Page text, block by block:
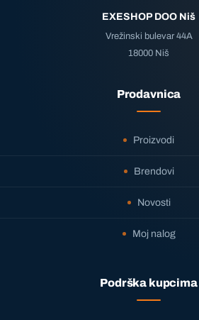
EXESHOP DOO Niš
Vrežinski bulevar 44A
18000 Niš
Prodavnica
Proizvodi
Brendovi
Novosti
Moj nalog
Podrška kupcima